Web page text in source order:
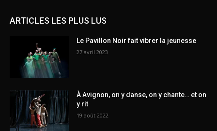
ARTICLES LES PLUS LUS
Le Pavillon Noir fait vibrer la jeunesse
27 avril 2023
À Avignon, on y danse, on y chante… et on
y rit
19 août 2022